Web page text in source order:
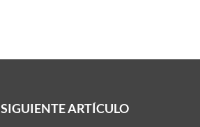
SIGUIENTE ARTÍCULO